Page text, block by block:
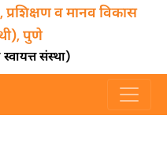
व मानव विकास
पुणे
स्वायत्त संस्था)